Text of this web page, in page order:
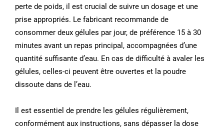
perte de poids, il est crucial de suivre un dosage et une
prise appropriés. Le fabricant recommande de
consommer deux gélules par jour, de préférence 15 à 30
minutes avant un repas principal, accompagnées d’une
quantité suffisante d’eau. En cas de difficulté à avaler les
gélules, celles-ci peuvent être ouvertes et la poudre
dissoute dans de l’eau.
Il est essentiel de prendre les gélules régulièrement,
conformément aux instructions, sans dépasser la dose